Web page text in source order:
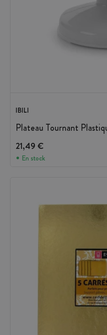
IBILI
Plateau Tournant
21,49 €
En stock